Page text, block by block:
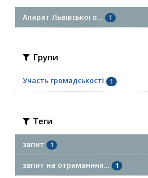
Апарат Львівської о... 1
Групи
Участь громадськості 1
Теги
запит 1
запит на отриманння... 1